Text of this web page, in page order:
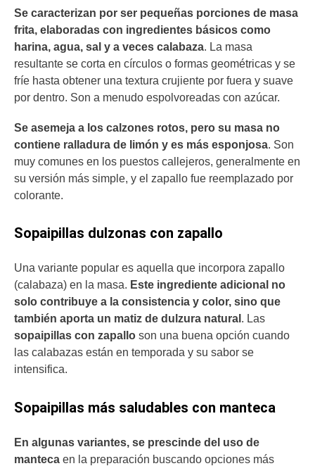
Se caracterizan por ser pequeñas porciones de masa
frita, elaboradas con ingredientes básicos como
harina, agua, sal y a veces calabaza. La masa
resultante se corta en círculos o formas geométricas y se
fríe hasta obtener una textura crujiente por fuera y suave
por dentro. Son a menudo espolvoreadas con azúcar.
Se asemeja a los calzones rotos, pero su masa no
contiene ralladura de limón y es más esponjosa. Son
muy comunes en los puestos callejeros, generalmente en
su versión más simple, y el zapallo fue reemplazado por
colorante.
Sopaipillas dulzonas con zapallo
Una variante popular es aquella que incorpora zapallo
(calabaza) en la masa. Este ingrediente adicional no
solo contribuye a la consistencia y color, sino que
también aporta un matiz de dulzura natural . Las
sopaipillas con zapallo son una buena opción cuando
las calabazas están en temporada y su sabor se
intensifica.
Sopaipillas más saludables con manteca
En algunas variantes, se prescinde del uso de
manteca en la preparación buscando opciones más